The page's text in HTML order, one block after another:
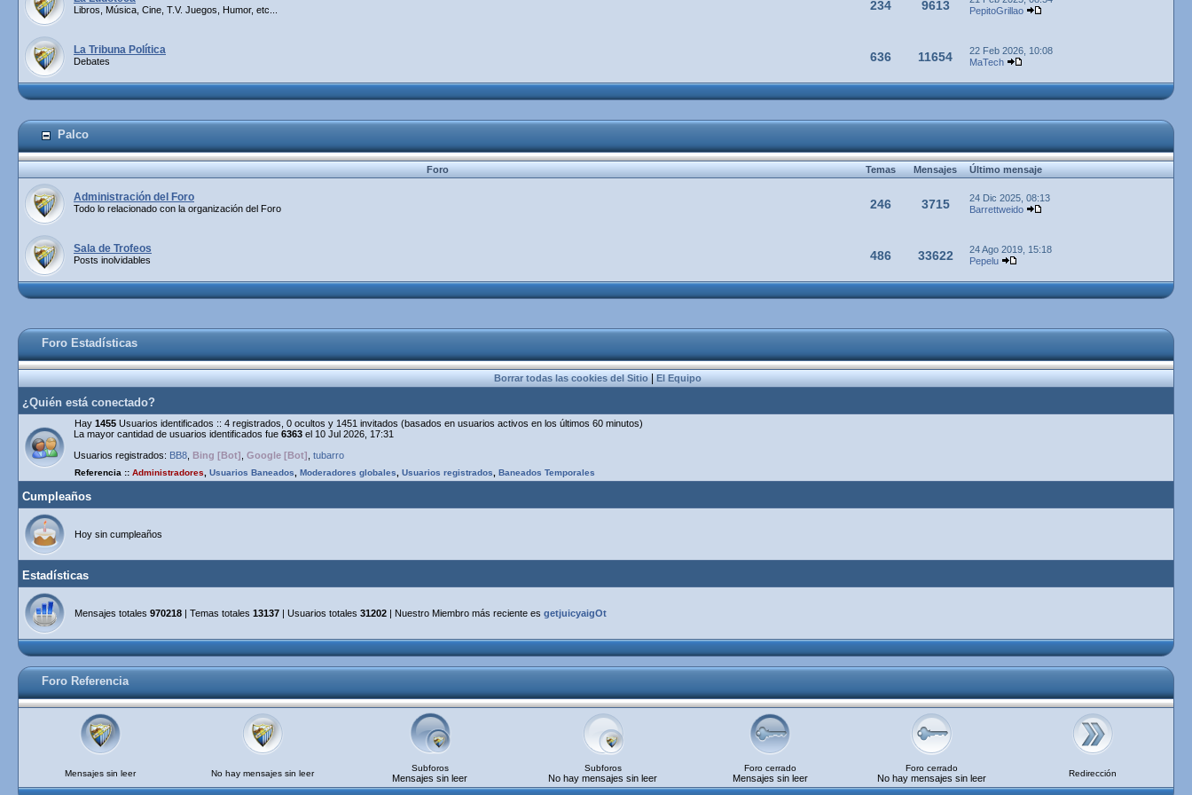
Libros, Música, Cine, T.V. Juegos, Humor, etc... 234 9613
PepitoGrillao
La Tribuna Política
Debates 636 11654
22 Feb 2026, 10:08
MaTech
Palco
Foro TemasMensajesÚltimo mensaje
Administración del Foro
Todo lo relacionado con la organización del Foro 246 3715
24 Dic 2025, 08:13
Barrettweido
Sala de Trofeos
Posts inolvidables 486 33622
24 Ago 2019, 15:18
Pepelu
Foro Estadísticas
Borrar todas las cookies del Sitio|El Equipo
¿Quién está conectado?
Hay 1455 Usuarios identificados :: 4 registrados, 0 ocultos y 1451 invitados (basados en usuarios activos en los últimos 60 minutos)
La mayor cantidad de usuarios identificados fue 6363 el 10 Jul 2026, 17:31
Usuarios registrados: BB8 Bing [Bot] Google [Bot] tubarro
Referencia :: Administradores Usuarios Baneados Moderadores globales Usuarios registrados Baneados Temporales
Cumpleaños
Hoy sin cumpleaños
Estadísticas
Mensajes totales 970218 | Temas totales 13137 | Usuarios totales 31202 | Nuestro Miembro más reciente es getjuicyaigOt
Foro Referencia
Mensajes sin leer No hay mensajes sin leer
Subforos
Mensajes sin leer
Subforos
No hay mensajes sin leer
Foro cerrado
Mensajes sin leer
Foro cerrado
No hay mensajes sin leer Redirección